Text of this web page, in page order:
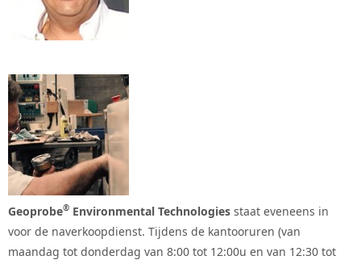
Geoprobe® Environmental Technologies staat eveneens in
voor de naverkoopdienst. Tijdens de kantooruren (van
maandag tot donderdag van 8:00 tot 12:00u en van 12:30 tot